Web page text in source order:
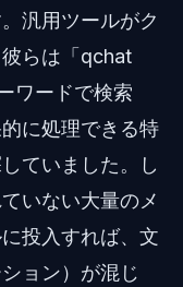
汎用ツールがク
らは「qchat
ワードで検索
に処理できる特
ていました。し
いない大量のメ
投入すれば、文
ョン）が混じ